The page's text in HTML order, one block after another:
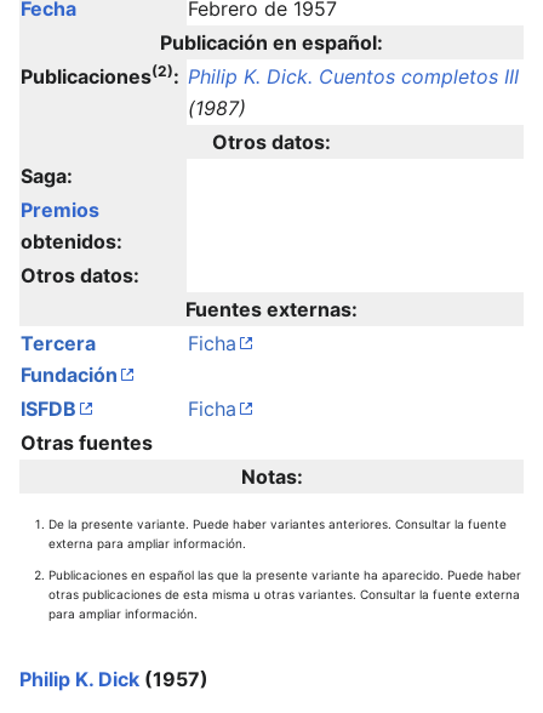
Fecha
Febrero de 1957
Publicación en español:
Publicaciones(2): Philip K. Dick. Cuentos completos III
(1987)
Otros datos:
Saga:
Premios
obtenidos:
Otros datos:
Fuentes externas:
Tercera
Fundación
Ficha
ISFDB
Ficha
Otras fuentes
Notas:
De la presente variante. Puede haber variantes anteriores. Consultar la fuente
externa para ampliar información.
Publicaciones en español las que la presente variante ha aparecido. Puede haber
otras publicaciones de esta misma u otras variantes. Consultar la fuente externa
para ampliar información.
Philip K. Dick (1957)